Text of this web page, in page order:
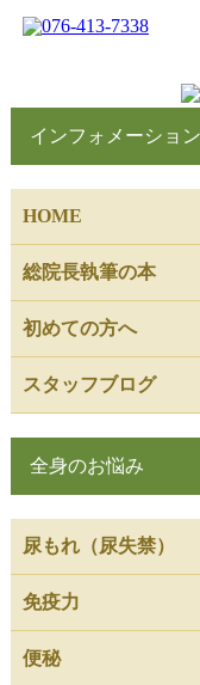
インフォメーション
HOME
総院長執筆の本
初めての方へ
スタッフブログ
全身のお悩み
尿もれ（尿失禁）
免疫力
便秘